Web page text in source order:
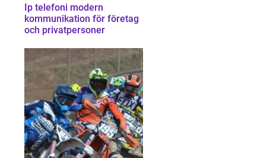
Ip telefoni modern
kommunikation för företag
och privatpersoner